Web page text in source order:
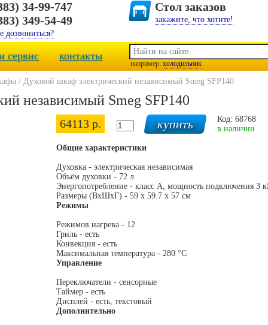
34-99-747
349-54-49
дозвониться?
Стол заказов
закажите, что хотите!
сервис контакты
например: холодильник
/ Духовой шкаф электрический независимый Smeg SFP140
независимый Smeg SFP140
64113 р.
Код: 68768
в наличии
Общие характеристики
Духовка - электрическая независимая
Объём духовки - 72 л
Энергопотребление - класс А, мощность подключения 3
Размеры (ВхШхГ) - 59 х 59.7 x 57 см
Режимы
Режимов нагрева - 12
Гриль - есть
Конвекция - есть
Максимальная температура - 280 °С
Управление
Переключатели - сенсорные
Таймер - есть
Дисплей - есть, текстовый
Дополнительно